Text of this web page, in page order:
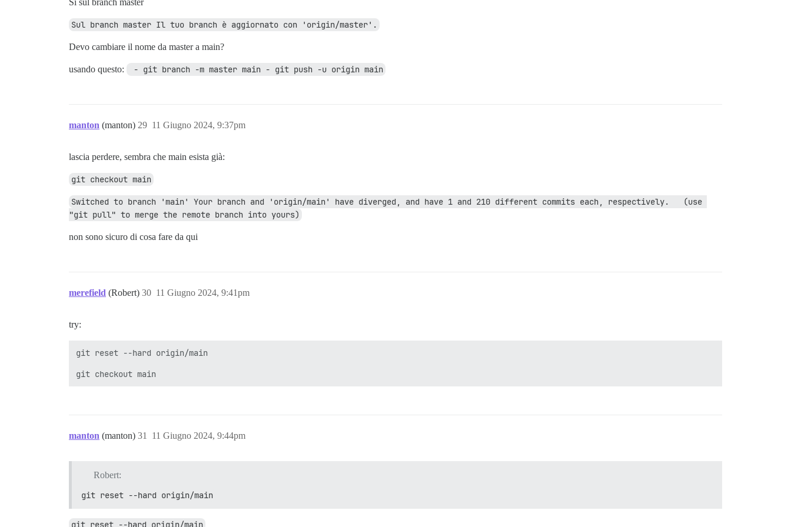
Sì sul branch master
Sul branch master Il tuo branch è aggiornato con 'origin/master'.
Devo cambiare il nome da master a main?
usando questo: - git branch -m master main - git push -u origin main
manton (manton) 11 Giugno 2024, 9:37pm
29
lascia perdere, sembra che main esista già:
git checkout main
Switched to branch 'main' Your branch and 'origin/main' have diverged, and have 1 and 210 different commits each, respectively.   (use
"git pull" to merge the remote branch into yours)
non sono sicuro di cosa fare da qui
merefield (Robert) 11 Giugno 2024, 9:41pm
30
try:
git reset --hard origin/main
manton (manton) 11 Giugno 2024, 9:44pm
31
Robert:
git reset --hard origin/main
git reset --hard origin/main